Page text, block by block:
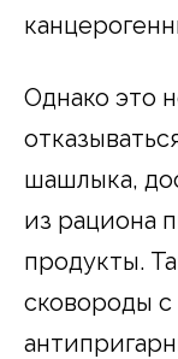
Однако это
шашлыка,
из рациона
продукты.
сковороды